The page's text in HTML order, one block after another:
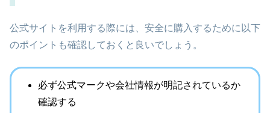
公式サイトを利用する際には、安全に購入するために以下
のポイントも確認しておくと良いでしょう。
必ず公式マークや会社情報が明記されているか
確認する